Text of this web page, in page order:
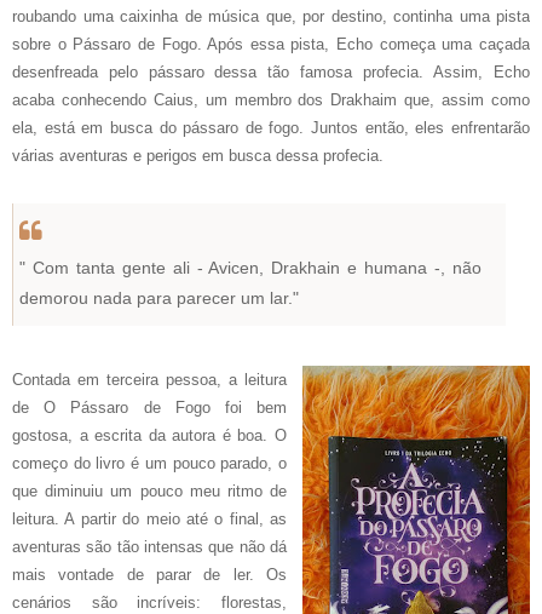
roubando uma caixinha de música que, por destino, continha uma pista
sobre o Pássaro de Fogo. Após essa pista, Echo começa uma caçada
desenfreada pelo pássaro dessa tão famosa profecia.Assim, Echo
acaba conhecendo Caius, um membro dos Drakhaim que, assim como
ela, está em busca do pássaro de fogo. Juntos então, eles enfrentarão
várias aventuras e perigos em busca dessa profecia.
" Com tanta gente ali - Avicen, Drakhain e humana -, não
demorou nada para parecer um lar."
Contada em terceira pessoa, a leitura
de O Pássaro de Fogo foi bem
gostosa, a escrita da autora é boa. O
começo do livro é um pouco parado, o
que diminuiu um pouco meu ritmo de
leitura. A partir do meio até o final, as
aventuras são tão intensas que não dá
mais vontade de parar de ler. Os
cenários são incríveis: florestas,